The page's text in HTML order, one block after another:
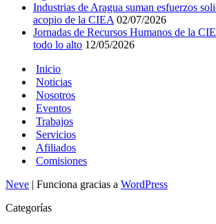
Industrias de Aragua suman esfuerzos
acopio de la CIEA 02/07/2026
Jornadas de Recursos Humanos de la
todo lo alto 12/05/2026
Inicio
Noticias
Nosotros
Eventos
Trabajos
Servicios
Afiliados
Comisiones
Neve | Funciona gracias a WordPress
Categorías